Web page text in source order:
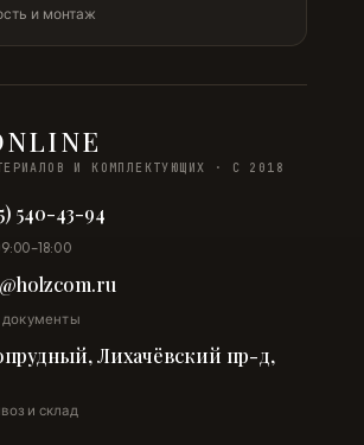
и монтаж
И КОМПЛЕКТУЮЩИХ · С 2018
540-43-94
документы
Лихачёвский пр-д,
и склад